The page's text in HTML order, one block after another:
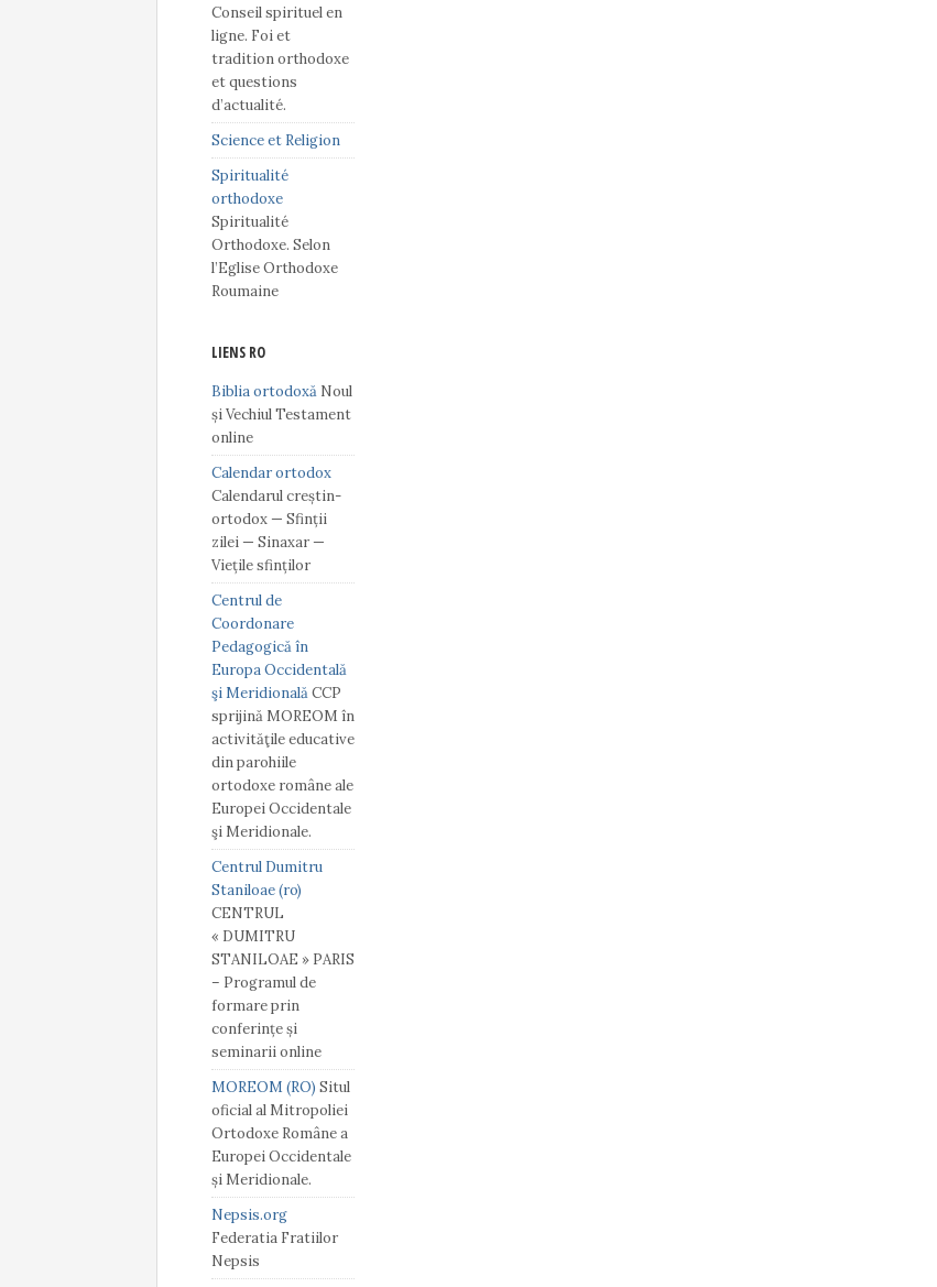
Conseil spirituel en
ligne. Foi et
tradition orthodoxe
et questions
d’actualité.
Science et Religion
Spiritualité
orthodoxe
Spiritualité
Orthodoxe. Selon
l’Eglise Orthodoxe
Roumaine
LIENS RO
Biblia ortodoxă Noul
și Vechiul Testament
online
Calendar ortodox
Calendarul creștin-
ortodox — Sfinții
zilei — Sinaxar —
Viețile sfinților
Centrul de
Coordonare
Pedagogică în
Europa Occidentală
şi MeridionalăCCP
sprijină MOREOM în
activităţile educative
din parohiile
ortodoxe române ale
Europei Occidentale
şi Meridionale.
Centrul Dumitru
Staniloae (ro)
CENTRUL
« DUMITRU
STANILOAE » PARIS
– Programul de
formare prin
conferințe și
seminarii online
MOREOM (RO) Situl
oficial al Mitropoliei
Ortodoxe Române a
Europei Occidentale
și Meridionale.
Nepsis.org
Federatia Fratiilor
Nepsis